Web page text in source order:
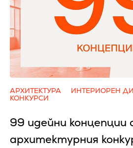
АРХИТЕКТУРА
ИНТЕРИОРЕН
КОНКУРСИ
99 идейни концепции
архитектурния